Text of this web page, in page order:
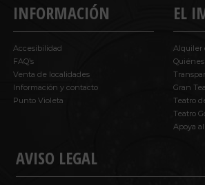
INFORMACIÓN
Accesibilidad
FAQ’s
Venta de localidades
Información y contacto
Punto Violeta
AVISO LEGAL
EL
Alquiler
Gran
Teatro
Teatro
Apoya